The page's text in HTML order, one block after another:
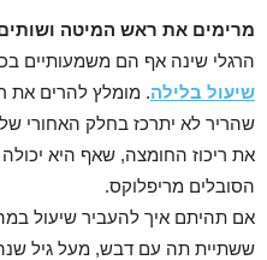
מרימים את ראש המיטה
הרגלי שינה אף הם משמעותיים
שיעול בלילה
שהריר לא יתרכז בחלק האחורי של
את ריכוז החומצה, שאף היא
הסובלים מריפלוקס.
אם תהיתם איך להעביר שיעול
ששתיית תה עם דבש, מעל גיל